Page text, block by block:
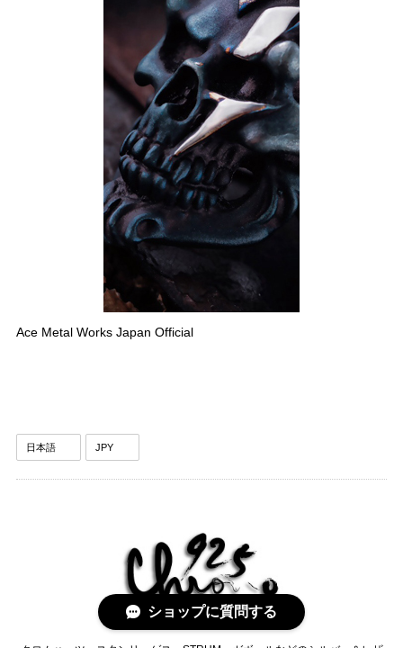
Ace Metal Works Japan Official
ショップに質問する